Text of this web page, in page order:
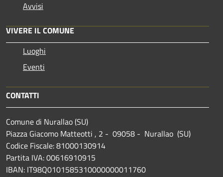
Avvisi
VIVERE IL COMUNE
Luoghi
Eventi
CONTATTI
Comune di Nurallao (SU)
Piazza Giacomo Matteotti , 2 - 09058 - Nurallao (SU)
Codice Fiscale: 81000130914
Partita IVA: 00616910915
IBAN: IT98Q0101585310000000011760